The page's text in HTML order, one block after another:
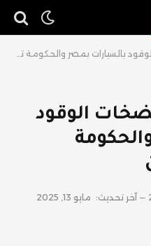
بمصر والحكومة تعوض المتضررين
الوقود
آخر تحديث: مايو 13, 2025